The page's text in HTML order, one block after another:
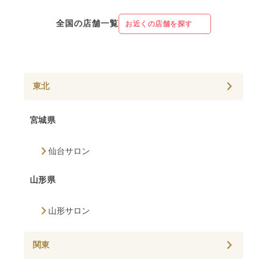
全国の店舗一覧 お近くの店舗を探す
東北
宮城県
仙台サロン
山形県
山形サロン
関東